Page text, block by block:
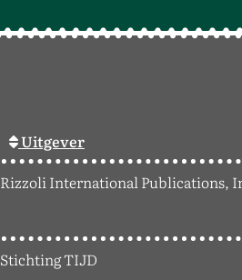
Uitgever
Rizzoli International Publications,
Stichting TIJD